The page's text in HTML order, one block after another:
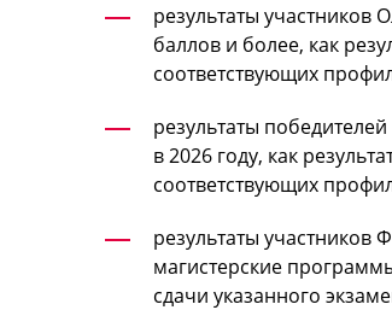
результаты участников
баллов и более, как
соответствующих
результаты
в 2026 году, как
соответствующих
результаты участников
магистерские
сдачи указанного